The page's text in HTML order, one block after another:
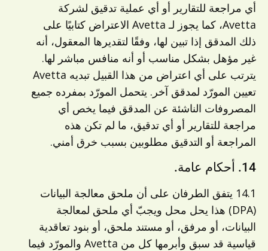
أي مراجعة للتقارير أو أي عملية تدقيق لشركة
Avetta، كما يجوز لـ Avetta الاعتراض كتابيًا على
ذلك المدقق إذا تبين لها، وفقًا لتقديرها المعقول، أنه
غير مؤهل بشكل مناسب أو أنه منافس مباشر لها.
يترتب على أي اعتراض من هذا القبيل تبديه Avetta
تعيين المورّد لمدقق آخر. يتحمل المورّد بمفرده جميع
المصروفات الناشئة عن المدقق فيما يخص أي
مراجعة للتقارير أو أي تدقيق، ما لم تكن هذه
المراجعة أو التدقيق مطلوبين بسبب خرق أمني.
14. أحكام عامة.
14.1 يتفق الطرفان على أن ملحق معالجة البيانات
(DPA) هذا يحل محل ويجبّ أي ملحق لمعالجة
البيانات، أو مرفق، أو مستند ملحق، أو بنود تعاقدية
قياسية قد سبق وأبرمها كل من Avetta والمورّد فيما